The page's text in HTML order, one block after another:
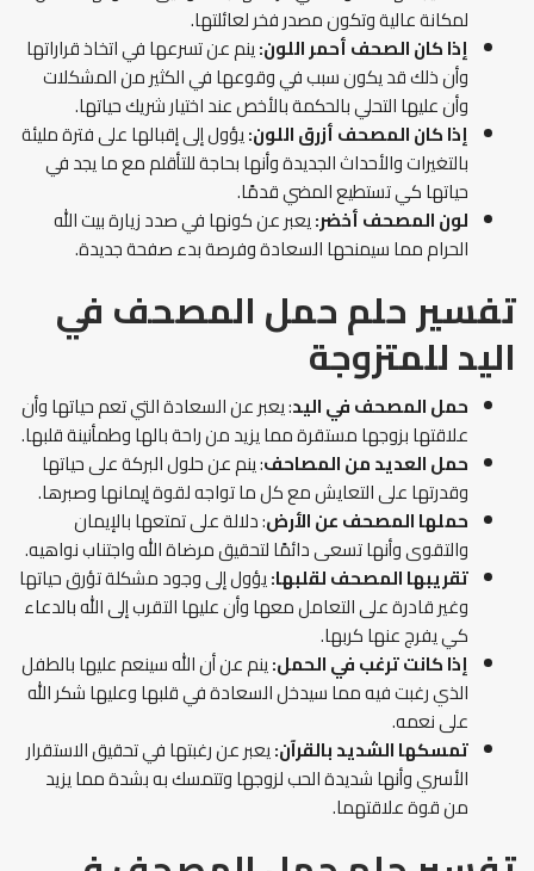
لمكانة عالية وتكون مصدر فخر لعائلتها.
إذا كان الصحف أحمر اللون:ينم عن تسرعها في اتخاذ قراراتها
وأن ذلك قد يكون سبب في وقوعها في الكثير من المشكلات
وأن عليها التحلي بالحكمة بالأخص عند اختيار شريك حياتها.
إذا كان المصحف أزرق اللون:يؤول إلى إقبالها على فترة مليئة
بالتغيرات والأحداث الجديدة وأنها بحاجة للتأقلم مع ما يجد في
حياتها كي تستطيع المضي قدمًا.
لون المصحف أخضر:يعبر عن كونها في صدد زيارة بيت الله
الحرام مما سيمنحها السعادة وفرصة بدء صفحة جديدة.
تفسير حلم حمل المصحف في
اليد للمتزوجة
حمل المصحف في اليد: يعبر عن السعادة التي تعم حياتها وأن
علاقتها بزوجها مستقرة مما يزيد من راحة بالها وطمأنينة قلبها.
حمل العديد من المصاحف: ينم عن حلول البركة على حياتها
وقدرتها على التعايش مع كل ما تواجه لقوة إيمانها وصبرها.
حملها المصحف عن الأرض: دلالة على تمتعها بالإيمان
والتقوى وأنها تسعى دائمًا لتحقيق مرضاة الله واجتناب نواهيه.
تقريبها المصحف لقلبها:يؤول إلى وجود مشكلة تؤرق حياتها
وغير قادرة على التعامل معها وأن عليها التقرب إلى الله بالدعاء
كي يفرج عنها كربها.
إذا كانت ترغب في الحمل:ينم عن أن الله سينعم عليها بالطفل
الذي رغبت فيه مما سيدخل السعادة في قلبها وعليها شكر الله
على نعمه.
تمسكها الشديد بالقرآن:يعبر عن رغبتها في تحقيق الاستقرار
الأسري وأنها شديدة الحب لزوجها وتتمسك به بشدة مما يزيد
من قوة علاقتهما.